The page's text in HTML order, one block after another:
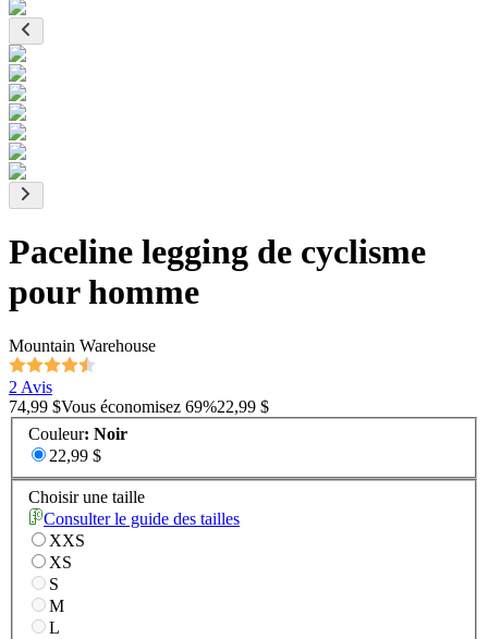
Paceline legging de cyclisme
pour homme
Mountain Warehouse
2 Avis
74,99 $Vous économisez 69%22,99 $
Couleur: Noir
22,99 $
Choisir une taille
Consulter le guide des tailles
XXS
XS
S
M
L